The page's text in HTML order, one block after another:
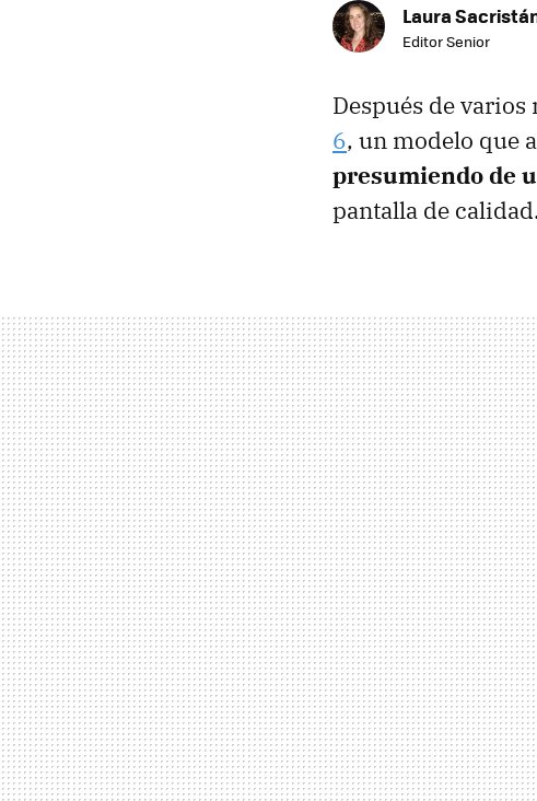
Laura
Editor Senior
Después de varios
6, un modelo que
presumiendo de
pantalla de calidad.